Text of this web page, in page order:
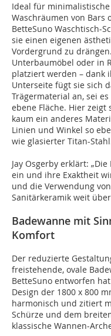
Ideal für
Waschräumen von Bars
BetteSuno Waschtisch-
sie einen eigenen
Vordergrund zu
Unterbaumöbel oder in
platziert werden – dank
Unterseite fügt sie sich
Trägermaterial an, sei
ebene Fläche. Hier zeigt
kaum ein anderes
Linien und Winkel so
wie glasierter Titan-
Jay Osgerby erklärt:
ein und ihre Exaktheit
und die Verwendung
Sanitärkeramik weit
Badewanne mit
Komfort
Der reduzierte
freistehende, ovale
BetteSuno entworfen
Design der 1800 x 800
harmonisch und zitiert
Schürze und dem
klassische Wannen-